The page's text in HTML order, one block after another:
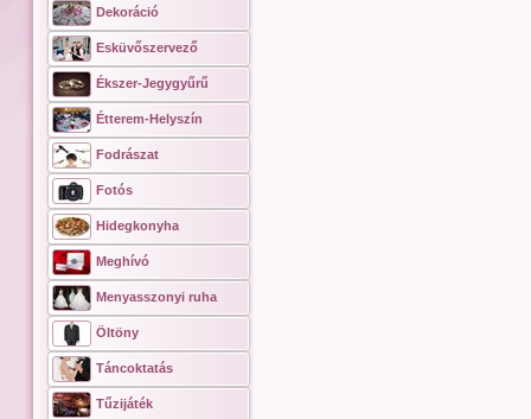
Dekoráció
Esküvőszervező
Ékszer-Jegygyűrű
Étterem-Helyszín
Fodrászat
Fotós
Hidegkonyha
Meghívó
Menyasszonyi ruha
Öltöny
Táncoktatás
Tűzijáték